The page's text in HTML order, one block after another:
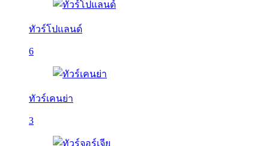
ทัวร์โปแลนด์
6
ทัวร์เคนย่า
3